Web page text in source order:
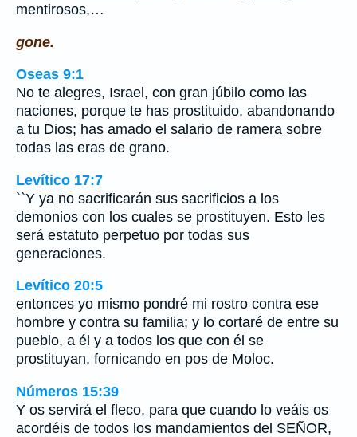
mentirosos,…
gone.
Oseas 9:1
No te alegres, Israel, con gran júbilo como las
naciones, porque te has prostituido, abandonando
a tu Dios; has amado el salario de ramera sobre
todas las eras de grano.
Levítico 17:7
``Y ya no sacrificarán sus sacrificios a los
demonios con los cuales se prostituyen. Esto les
será estatuto perpetuo por todas sus
generaciones.
Levítico 20:5
entonces yo mismo pondré mi rostro contra ese
hombre y contra su familia; y lo cortaré de entre su
pueblo, a él y a todos los que con él se
prostituyan, fornicando en pos de Moloc.
Números 15:39
Y os servirá el fleco, para que cuando lo veáis os
acordéis de todos los mandamientos del SEÑOR,